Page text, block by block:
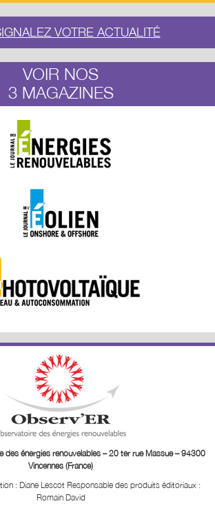
VOTRE ACTUALITÉ
VOIR NOS
3 MAGAZINES
des énergies renouvelables – 20 ter rue Massue – 94300
Vincennes (France)
: Diane Lescot Responsable des produits éditoriaux :
Romain David